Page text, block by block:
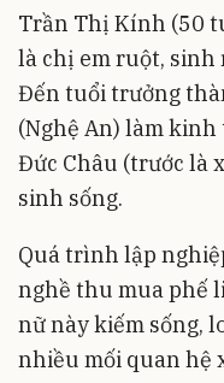
Trần Thị Kính (50
là chị em ruột, sinh
Đến tuổi trưởng
(Nghệ An) làm kinh
Đức Châu (trước là
sinh sống.
Quá trình lập
nghề thu mua phế
nữ này kiếm sống,
nhiều mối quan hệ